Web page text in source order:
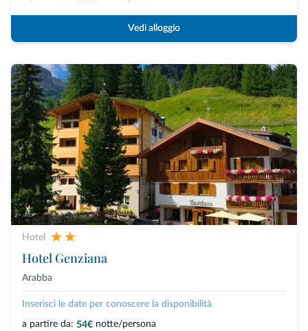
Vedi alloggio
Hotel
Hotel Genziana
Arabba
Inserisci le date per conoscere la disponibilità
a partire da: 54€ notte/persona